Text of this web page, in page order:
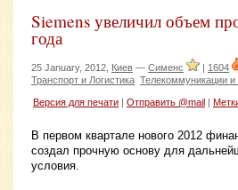
Siemens увеличил объем
года
25 January, 2012, Киев — Сименс | 1604
Транспорт и Логистика Телекоммуникации и
Версия для печати Отправить @mail
В первом квартале нового 2012
создал прочную основу для
условия.